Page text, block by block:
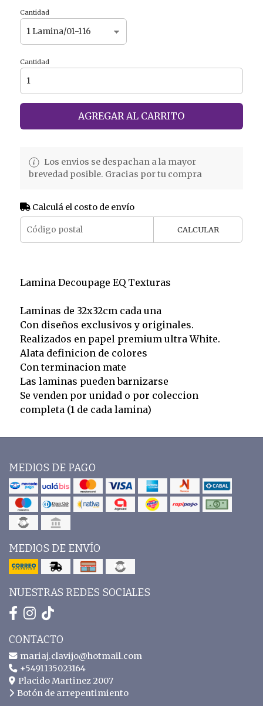
Cantidad
Cantidad
AGREGAR AL CARRITO
Los envios se despachan a la mayor
brevedad posible. Gracias por tu compra
Calculá el costo de envío
CALCULAR
Lamina Decoupage EQ Texturas
Laminas de 32x32cm cada una
Con diseños exclusivos y originales.
Realizados en papel premium ultra White.
Alata definicion de colores
Con terminacion mate
Las laminas pueden barnizarse
Se venden por unidad o por coleccion
completa (1 de cada lamina)
MEDIOS DE PAGO
MEDIOS DE ENVÍO
NUESTRAS REDES SOCIALES
CONTACTO
mariaj.clavijo@hotmail.com
+5491135023164
Placido Martinez 2007
Botón de arrepentimiento